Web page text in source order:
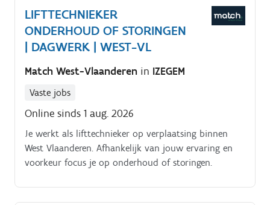
LIFTTECHNIEKER
ONDERHOUD OF STORINGEN
| DAGWERK | WEST-VL
Match West-Vlaanderen in IZEGEM
Vaste jobs
Online sinds 1 aug. 2026
Je werkt als lifttechnieker op verplaatsing binnen
West Vlaanderen. Afhankelijk van jouw ervaring en
voorkeur focus je op onderhoud of storingen.